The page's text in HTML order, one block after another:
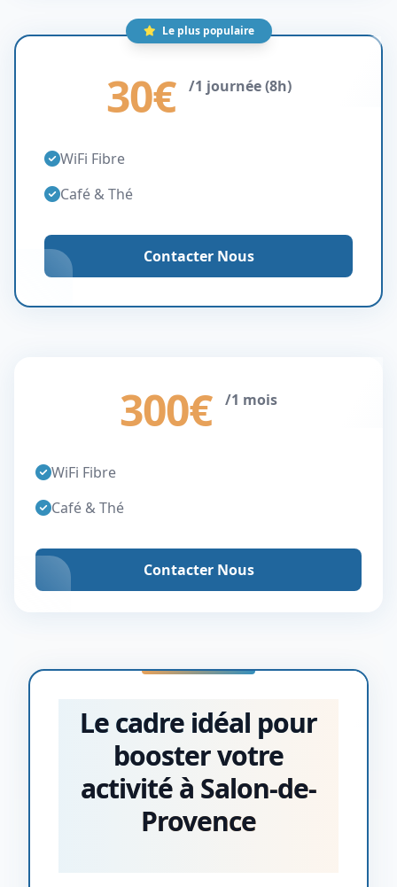
Le plus populaire
30€ /1 journée (8h)
WiFi Fibre
Café & Thé
Contacter Nous
300€ /1 mois
WiFi Fibre
Café & Thé
Contacter Nous
Le cadre idéal pour
booster votre
activité à Salon-de-
Provence